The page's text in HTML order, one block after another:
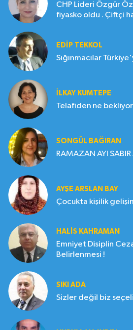
CHP Lideri Özgür
fiyasko oldu . Çiftçi
EDIP TEKKOL
Sığınmacılar
İLKAY KUMTEPE
Telafiden ne
SONGÜL BAĞIRAN
RAMAZAN AYI SABIR
AYŞE ARSLAN BAY
Çocukta kişilik
HALIS KAHRAMAN
Emniyet Disiplin
Belirlenmesi !
SIKI ADA
Sizler değil biz